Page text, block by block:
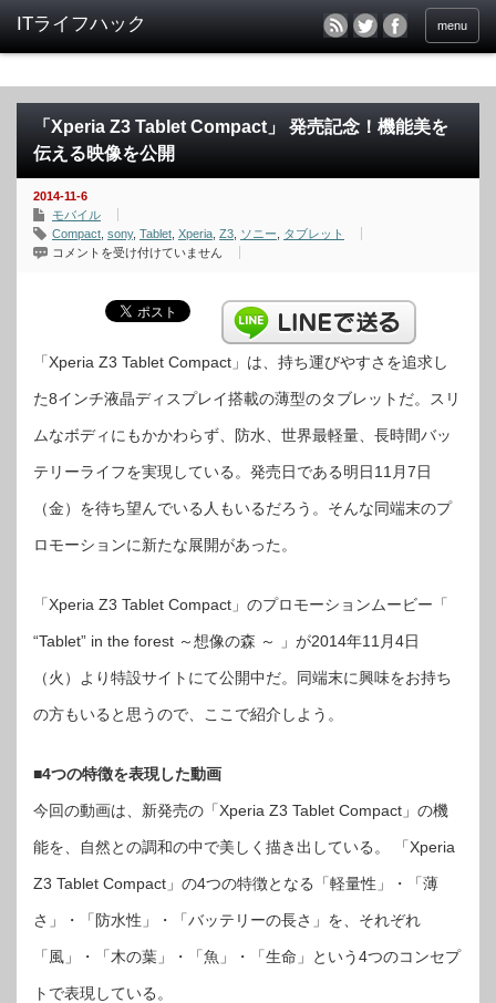
menu
「Xperia Z3 Tablet Compact」 発売記念！機能美を
伝える映像を公開
2014-11-6
モバイル
Compact sony, Tablet Xperia Z3 ソニー
タブレット
「Xperia
機
能
を
る
像
を
開
は
コメントを受け付けていません
「Xperia Z3 Tablet Compact」は、持ち運びやすさを追求し
た8インチ液晶ディスプレイ搭載の薄型のタブレットだ。スリ
ムなボディにもかかわらず、防水、世界最軽量、長時間バッ
テリーライフを実現している。発売日である明日11月7日
（金）を待ち望んでいる人もいるだろう。そんな同端末のプ
ロモーションに新たな展開があった。
「Xperia Z3 Tablet Compact」のプロモーションムービー「
“Tablet” in the forest ～想像の森 ～ 」が2014年11月4日
（火）より特設サイトにて公開中だ。同端末に興味をお持ち
の方もいると思うので、ここで紹介しよう。
■4つの特徴を表現した動画
今回の動画は、新発売の「Xperia Z3 Tablet Compact」の機
能を、自然との調和の中で美しく描き出している。 「Xperia
Z3 Tablet Compact」の4つの特徴となる「軽量性」・「薄
さ」・「防水性」・「バッテリーの長さ」を、それぞれ
「風」・「木の葉」・「魚」・「生命」という4つのコンセプ
トで表現している。